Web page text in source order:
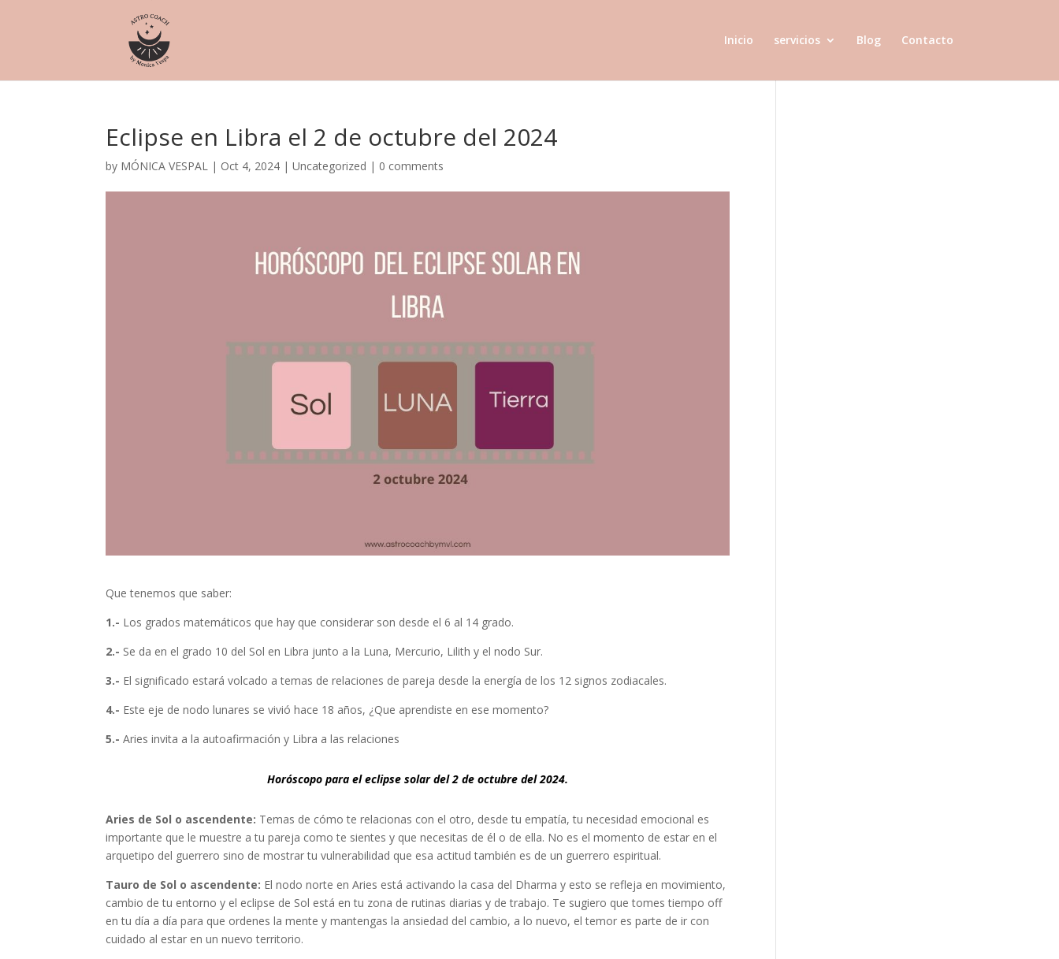
Inicio servicios Blog Contacto
Eclipse en Libra el 2 de octubre del 2024
by MÓNICA VESPAL | Oct 4, 2024 |Uncategorized | 0 comments
Que tenemos que saber:
1.- Los grados matemáticos que hay que considerar son desde el 6 al 14 grado.
2.- Se da en el grado 10 del Sol en Libra junto a la Luna, Mercurio, Lilith y el nodo Sur.
3.- El significado estará volcado a temas de relaciones de pareja desde la energía de los 12 signos zodiacales.
4.- Este eje de nodo lunares se vivió hace 18 años, ¿Que aprendiste en ese momento?
5.-Aries invita a la autoafirmación y Libra a las relaciones
Horóscopo para el eclipse solar del 2 de octubre del 2024.
Aries de Sol o ascendente: Temas de cómo te relacionas con el otro, desde tu empatía, tu necesidad emocional es
importante que le muestre a tu pareja como te sientes y que necesitas de él o de ella. No es el momento de estar en el
arquetipo del guerrero sino de mostrar tu vulnerabilidad que esa actitud también es de un guerrero espiritual.
Tauro de Sol o ascendente: El nodo norte en Aries está activando la casa del Dharma y esto se refleja en movimiento,
cambio de tu entorno y el eclipse de Sol está en tu zona de rutinas diarias y de trabajo. Te sugiero que tomes tiempo off
en tu día a día para que ordenes la mente y mantengas la ansiedad del cambio, a lo nuevo, el temor es parte de ir con
cuidado al estar en un nuevo territorio.